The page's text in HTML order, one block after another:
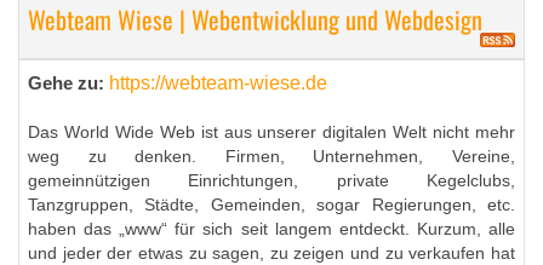
Webteam Wiese | Webentwicklung und Webdesign
Gehe zu: https://webteam-wiese.de
Das World Wide Web ist aus unserer digitalen Welt nicht mehr
weg zu denken. Firmen, Unternehmen, Vereine,
gemeinnützigen Einrichtungen, private Kegelclubs,
Tanzgruppen, Städte, Gemeinden, sogar Regierungen, etc.
haben das „www“ für sich seit langem entdeckt. Kurzum, alle
und jeder der etwas zu sagen, zu zeigen und zu verkaufen hat